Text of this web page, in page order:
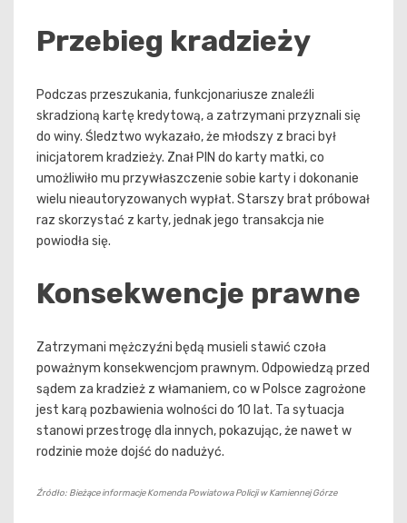
Przebieg kradzieży
Podczas przeszukania, funkcjonariusze znaleźli
skradzioną kartę kredytową, a zatrzymani przyznali się
do winy. Śledztwo wykazało, że młodszy z braci był
inicjatorem kradzieży. Znał PIN do karty matki, co
umożliwiło mu przywłaszczenie sobie karty i dokonanie
wielu nieautoryzowanych wypłat. Starszy brat próbował
raz skorzystać z karty, jednak jego transakcja nie
powiodła się.
Konsekwencje prawne
Zatrzymani mężczyźni będą musieli stawić czoła
poważnym konsekwencjom prawnym. Odpowiedzą przed
sądem za kradzież z włamaniem, co w Polsce zagrożone
jest karą pozbawienia wolności do 10 lat. Ta sytuacja
stanowi przestrogę dla innych, pokazując, że nawet w
rodzinie może dojść do nadużyć.
Źródło: Bieżące informacje Komenda Powiatowa Policji w Kamiennej Górze